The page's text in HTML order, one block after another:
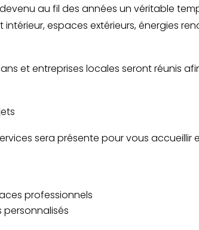
au fil des années un véritable
espaces extérieurs, énergies
et entreprises locales seront réunis
sera présente pour vous
professionnels